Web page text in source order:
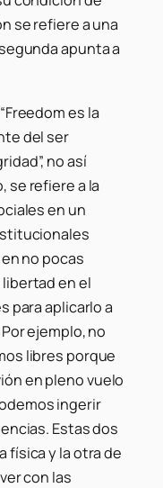
se refiere a una
apunta a
es la
del ser
no así
se refiere a la
en un
no pocas
en el
para aplicarlo a
ejemplo, no
libres porque
en pleno vuelo
ingerir
Estas dos
física y la otra de
con las